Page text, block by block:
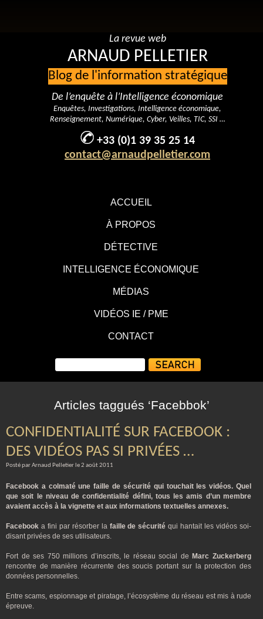
ACCUEIL
À PROPOS
DÉTECTIVE
INTELLIGENCE ÉCONOMIQUE
MÉDIAS
VIDÉOS IE / PME
CONTACT
La revue web
ARNAUD PELLETIER
Blog de l'information stratégique
De l’enquête à l’Intelligence économique
Enquêtes, Investigations, Intelligence économique,
Renseignement, Numérique, Cyber, Veilles, TIC, SSI …
+33 (0)1 39 35 25 14
contact@arnaudpelletier.com
Articles taggués ‘Facebbok’
CONFIDENTIALITÉ SUR FACEBOOK :
DES VIDÉOS PAS SI PRIVÉES …
Posté par Arnaud Pelletier le 2 août 2011
Facebook a colmaté une faille de sécurité qui touchait les vidéos. Quel
que soit le niveau de confidentialité défini, tous les amis d’un membre
avaient accès à la vignette et aux informations textuelles annexes.
Facebook a fini par résorber la faille de sécurité qui hantait les vidéos soi-
disant privées de ses utilisateurs.
Fort de ses 750 millions d’inscrits, le réseau social de Marc Zuckerberg
rencontre de manière récurrente des soucis portant sur la protection des
données personnelles.
Entre scams, espionnage et piratage, l’écosystème du réseau est mis à rude
épreuve.